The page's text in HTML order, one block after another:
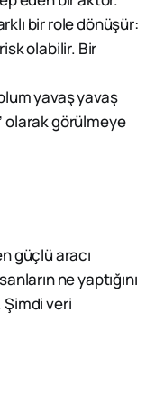
bir role dönüşür:
olabilir. Bir
yavaş yavaş
olarak görülmeye
güçlü aracı
ne yaptığını
Şimdi veri